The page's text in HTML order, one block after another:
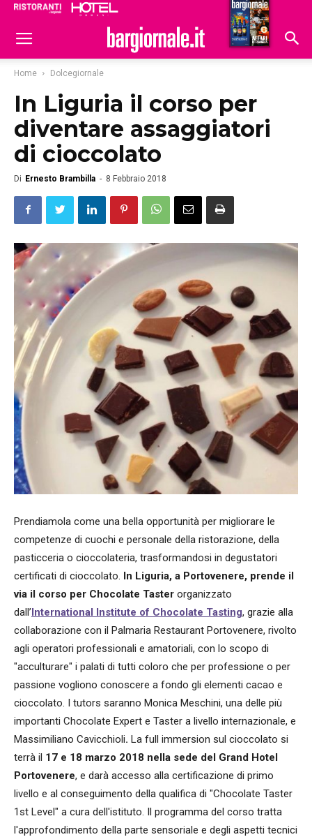
Hoteldomani
Home Dolcegiornale
In Liguria il corso per
diventare assaggiatori
di cioccolato
Di Ernesto Brambilla - 8 Febbraio 2018
Prendiamola come una bella opportunità per migliorare le
competenze di cuochi e personale della ristorazione, della
pasticceria o cioccolateria, trasformandosi in degustatori
certificati di cioccolato. In Liguria, a Portovenere, prende il
via il corso per Chocolate Taster organizzato
dall’International Institute of Chocolate Tasting, grazie alla
collaborazione con il Palmaria Restaurant Portovenere, rivolto
agli operatori professionali e amatoriali, con lo scopo di
"acculturare" i palati di tutti coloro che per professione o per
passione vogliono conoscere a fondo gli elementi cacao e
cioccolato. I tutors saranno Monica Meschini, una delle più
importanti Chocolate Expert e Taster a livello internazionale, e
Massimiliano Cavicchioli. La full immersion sul cioccolato si
terrà il 17 e 18 marzo 2018 nella sede del Grand Hotel
Portovenere, e darà accesso alla certificazione di primo
livello e al conseguimento della qualifica di "Chocolate Taster
1st Level" a cura dell'istituto. Il programma del corso tratta
l'approfondimento della parte sensoriale e degli aspetti tecnici